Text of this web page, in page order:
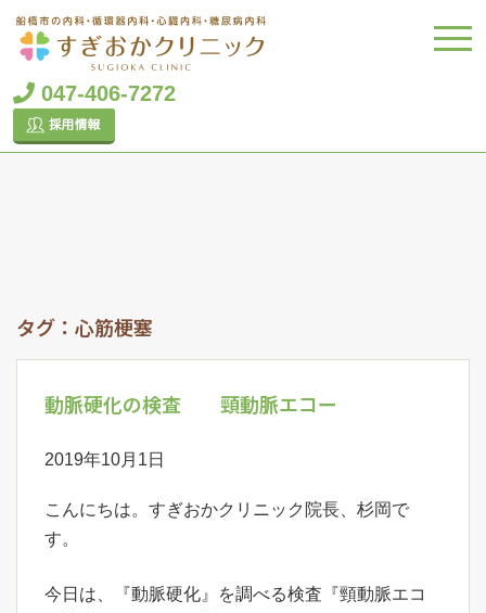
047-406-7272
タグ：心筋梗塞
動脈硬化の検査 頸動脈エコー
2019年10月1日
こんにちは。すぎおかクリニック院長、杉岡で
す。
今日は、『動脈硬化』を調べる検査『頸動脈エコ